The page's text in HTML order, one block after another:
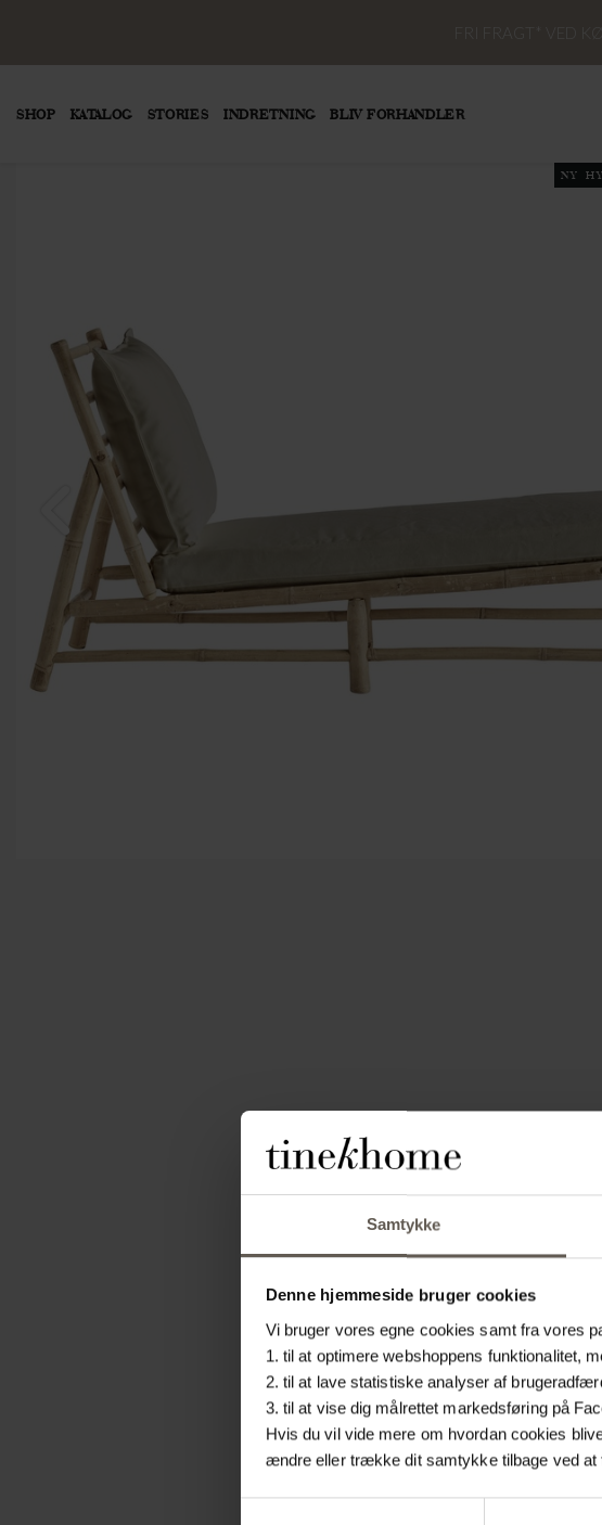
Samtykke
Denne hjemmeside bruger cookies
Vi bruger vores egne cookies samt fra vores
1. til at optimere webshoppens funktionalitet,
2. til at lave statistiske analyser af
3. til at vise dig målrettet markedsføring på
Hvis du vil vide mere om hvordan cookies
ændre eller trække dit samtykke tilbage ved at
SHOP KATALOG STORIES INDRETNING BLIV FORHANDLER
NY